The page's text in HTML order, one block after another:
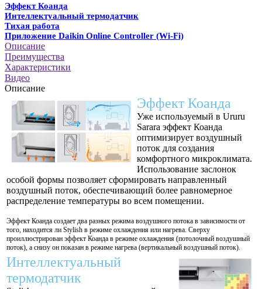
Эффект Коанда
Интеллектуальный термодатчик
Тихая работа
Приложение Daikin Online Controller (Wi-Fi)
Описание
Преимущества
Характеристики
Видео
Описание
Эффект Коанда
Уже используемый в Ururu
Sarara эффект Коанда
оптимизирует воздушный
поток для создания
комфортного микроклимата.
Использование заслонок
особой формы позволяет сформировать направленный
воздушный поток, обеспечивающий более равномерное
распределение температуры во всем помещении.
Эффект Коанда создает два разных режима воздушного потока в зависимости от
того, находится ли Stylish в режиме охлаждения или нагрева. Сверху
проиллюстрирован эффект Коанда в режиме охлаждения (потолочный воздушный
поток), а снизу он показан в режиме нагрева (вертикальный воздушный поток).
Интеллектуальный
термодатчик